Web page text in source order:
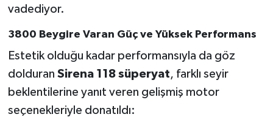
vadediyor.
3800 Beygire Varan Güç ve Yüksek Performans
Estetik olduğu kadar performansıyla da göz
dolduran Sirena 118 süperyat, farklı seyir
beklentilerine yanıt veren gelişmiş motor
seçenekleriyle donatıldı: